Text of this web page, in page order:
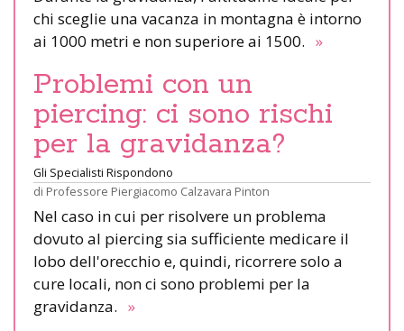
chi sceglie una vacanza in montagna è intorno
ai 1000 metri e non superiore ai 1500. »
Problemi con un
piercing: ci sono rischi
per la gravidanza?
Gli Specialisti Rispondono
di Professore Piergiacomo Calzavara Pinton
Nel caso in cui per risolvere un problema
dovuto al piercing sia sufficiente medicare il
lobo dell'orecchio e, quindi, ricorrere solo a
cure locali, non ci sono problemi per la
gravidanza. »